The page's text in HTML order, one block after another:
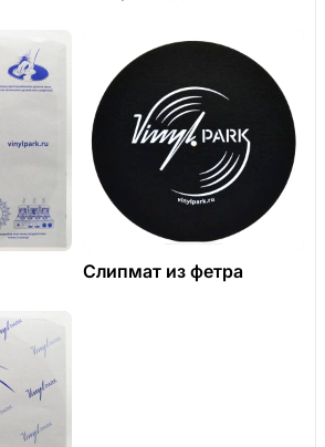
Слипмат из фетра